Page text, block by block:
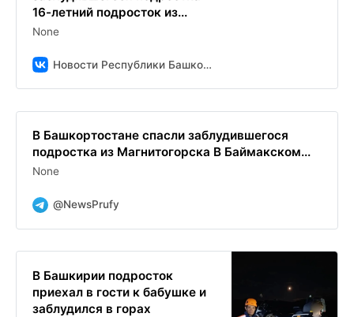
16-летний подросток из...
None
Новости Республики Башкортостан и Уфы ( БСТ )
В Башкортостане спасли заблудившегося
подростка из Магнитогорска В Баймакском...
None
@NewsPrufy
В Башкирии подросток
приехал в гости к бабушке и
заблудился в горах